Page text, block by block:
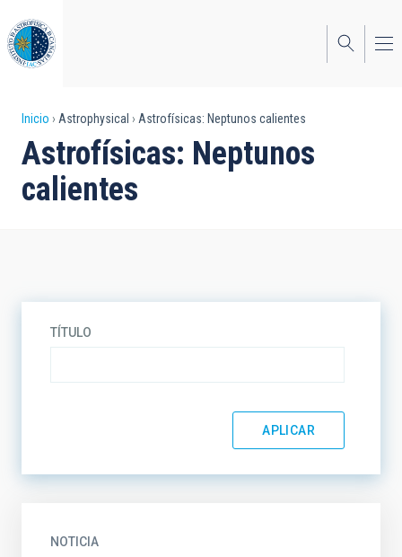
al
contenido
principal
Sobrescribir
enlaces
de
Inicio Astrophysical Astrofísicas: Neptunos calientes
Astrofísicas: Neptunos
calientes
TÍTULO
NOTICIA